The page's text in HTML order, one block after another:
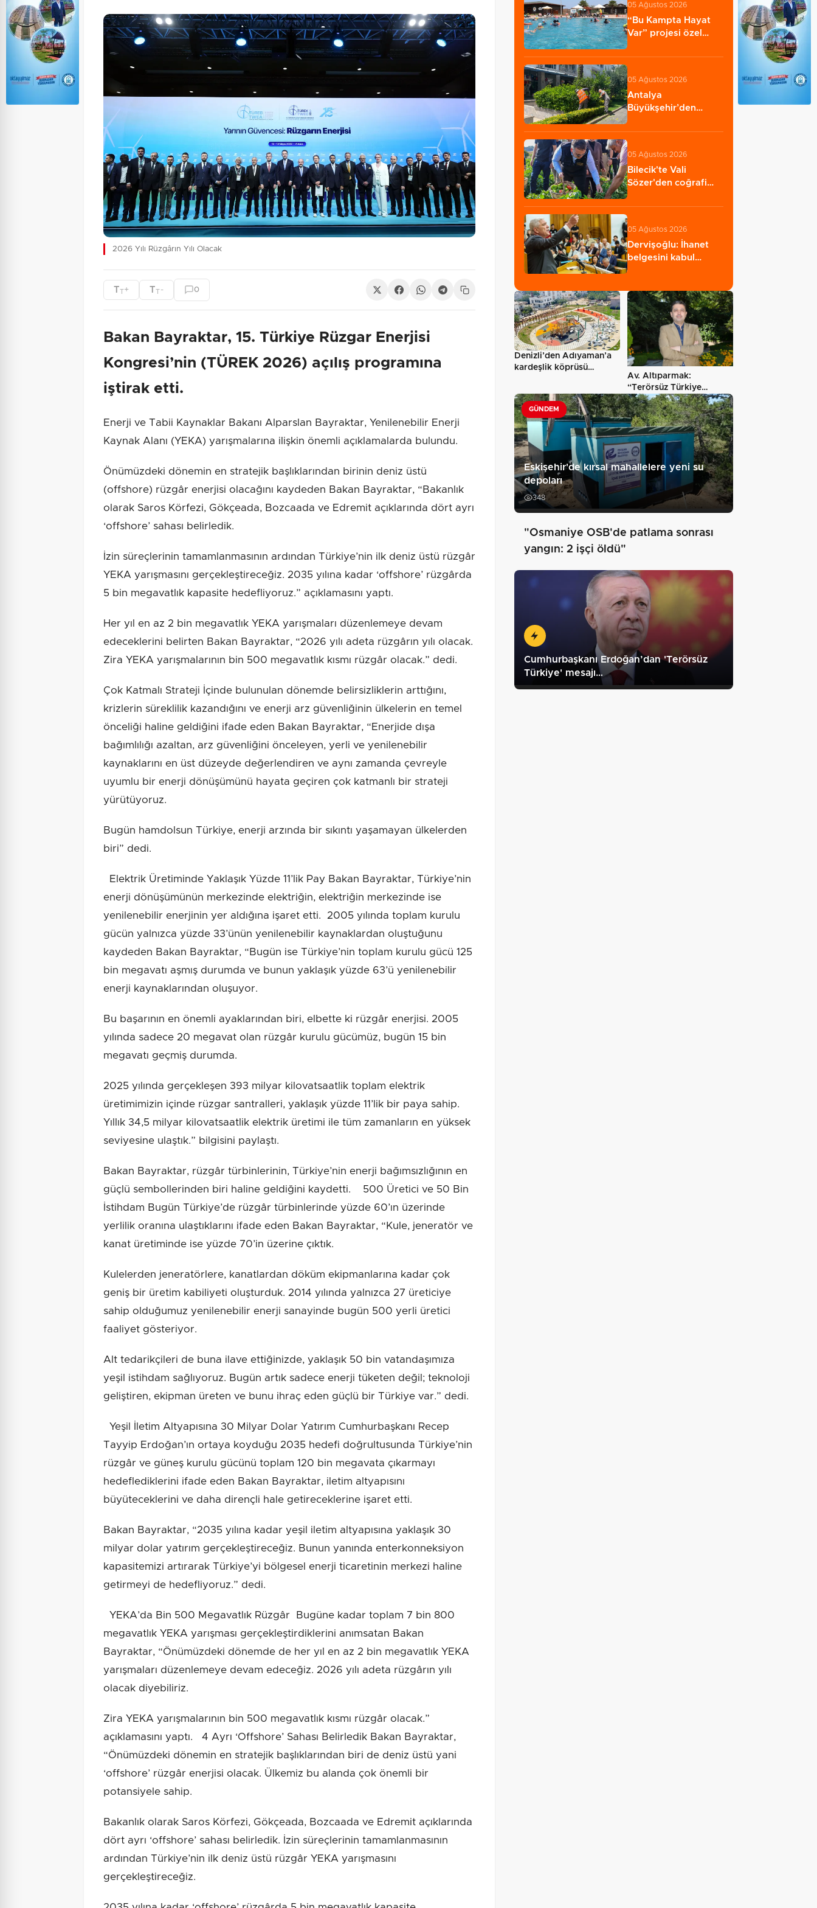
2026 Yılı Rüzgârın Yılı Olacak
TT+ TT - 0
Bakan Bayraktar, 15. Türkiye Rüzgar Enerjisi
Kongresi’nin (TÜREK 2026) açılış programına
iştirak etti.
Enerji ve Tabii Kaynaklar Bakanı Alparslan Bayraktar, Yenilenebilir Enerji
Kaynak Alanı (YEKA) yarışmalarına ilişkin önemli açıklamalarda bulundu.
Önümüzdeki dönemin en stratejik başlıklarından birinin deniz üstü
(offshore) rüzgâr enerjisi olacağını kaydeden Bakan Bayraktar, “Bakanlık
olarak Saros Körfezi, Gökçeada, Bozcaada ve Edremit açıklarında dört ayrı
‘offshore’ sahası belirledik.
İzin süreçlerinin tamamlanmasının ardından Türkiye’nin ilk deniz üstü rüzgâr
YEKA yarışmasını gerçekleştireceğiz. 2035 yılına kadar ‘offshore’ rüzgârda
5 bin megavatlık kapasite hedefliyoruz.” açıklamasını yaptı.
Her yıl en az 2 bin megavatlık YEKA yarışmaları düzenlemeye devam
edeceklerini belirten Bakan Bayraktar, “2026 yılı adeta rüzgârın yılı olacak.
Zira YEKA yarışmalarının bin 500 megavatlık kısmı rüzgâr olacak.” dedi.
Çok Katmalı Strateji İçinde bulunulan dönemde belirsizliklerin arttığını,
krizlerin süreklilik kazandığını ve enerji arz güvenliğinin ülkelerin en temel
önceliği haline geldiğini ifade eden Bakan Bayraktar, “Enerjide dışa
bağımlılığı azaltan, arz güvenliğini önceleyen, yerli ve yenilenebilir
kaynaklarını en üst düzeyde değerlendiren ve aynı zamanda çevreyle
uyumlu bir enerji dönüşümünü hayata geçiren çok katmanlı bir strateji
yürütüyoruz.
Bugün hamdolsun Türkiye, enerji arzında bir sıkıntı yaşamayan ülkelerden
biri” dedi.
Elektrik Üretiminde Yaklaşık Yüzde 11’lik Pay Bakan Bayraktar, Türkiye’nin
enerji dönüşümünün merkezinde elektriğin, elektriğin merkezinde ise
yenilenebilir enerjinin yer aldığına işaret etti. 2005 yılında toplam kurulu
gücün yalnızca yüzde 33’ünün yenilenebilir kaynaklardan oluştuğunu
kaydeden Bakan Bayraktar, “Bugün ise Türkiye’nin toplam kurulu gücü 125
bin megavatı aşmış durumda ve bunun yaklaşık yüzde 63’ü yenilenebilir
enerji kaynaklarından oluşuyor.
Bu başarının en önemli ayaklarından biri, elbette ki rüzgâr enerjisi. 2005
yılında sadece 20 megavat olan rüzgâr kurulu gücümüz, bugün 15 bin
megavatı geçmiş durumda.
2025 yılında gerçekleşen 393 milyar kilovatsaatlik toplam elektrik
üretimimizin içinde rüzgar santralleri, yaklaşık yüzde 11’lik bir paya sahip.
Yıllık 34,5 milyar kilovatsaatlik elektrik üretimi ile tüm zamanların en yüksek
seviyesine ulaştık.” bilgisini paylaştı.
Bakan Bayraktar, rüzgâr türbinlerinin, Türkiye’nin enerji bağımsızlığının en
güçlü sembollerinden biri haline geldiğini kaydetti. 500 Üretici ve 50 Bin
İstihdam Bugün Türkiye’de rüzgâr türbinlerinde yüzde 60’ın üzerinde
yerlilik oranına ulaştıklarını ifade eden Bakan Bayraktar, “Kule, jeneratör ve
kanat üretiminde ise yüzde 70’in üzerine çıktık.
Kulelerden jeneratörlere, kanatlardan döküm ekipmanlarına kadar çok
geniş bir üretim kabiliyeti oluşturduk. 2014 yılında yalnızca 27 üreticiye
sahip olduğumuz yenilenebilir enerji sanayinde bugün 500 yerli üretici
faaliyet gösteriyor.
Alt tedarikçileri de buna ilave ettiğinizde, yaklaşık 50 bin vatandaşımıza
yeşil istihdam sağlıyoruz. Bugün artık sadece enerji tüketen değil; teknoloji
geliştiren, ekipman üreten ve bunu ihraç eden güçlü bir Türkiye var.” dedi.
Yeşil İletim Altyapısına 30 Milyar Dolar Yatırım Cumhurbaşkanı Recep
Tayyip Erdoğan’ın ortaya koyduğu 2035 hedefi doğrultusunda Türkiye’nin
rüzgâr ve güneş kurulu gücünü toplam 120 bin megavata çıkarmayı
hedeflediklerini ifade eden Bakan Bayraktar, iletim altyapısını
büyüteceklerini ve daha dirençli hale getireceklerine işaret etti.
Bakan Bayraktar, “2035 yılına kadar yeşil iletim altyapısına yaklaşık 30
milyar dolar yatırım gerçekleştireceğiz. Bunun yanında enterkonneksiyon
kapasitemizi artırarak Türkiye’yi bölgesel enerji ticaretinin merkezi haline
getirmeyi de hedefliyoruz.” dedi.
YEKA’da Bin 500 Megavatlık Rüzgâr Bugüne kadar toplam 7 bin 800
megavatlık YEKA yarışması gerçekleştirdiklerini anımsatan Bakan
Bayraktar, “Önümüzdeki dönemde de her yıl en az 2 bin megavatlık YEKA
yarışmaları düzenlemeye devam edeceğiz. 2026 yılı adeta rüzgârın yılı
olacak diyebiliriz.
Zira YEKA yarışmalarının bin 500 megavatlık kısmı rüzgâr olacak.”
açıklamasını yaptı. 4 Ayrı ‘Offshore’ Sahası Belirledik Bakan Bayraktar,
“Önümüzdeki dönemin en stratejik başlıklarından biri de deniz üstü yani
‘offshore’ rüzgâr enerjisi olacak. Ülkemiz bu alanda çok önemli bir
potansiyele sahip.
Bakanlık olarak Saros Körfezi, Gökçeada, Bozcaada ve Edremit açıklarında
dört ayrı ‘offshore’ sahası belirledik. İzin süreçlerinin tamamlanmasının
ardından Türkiye’nin ilk deniz üstü rüzgâr YEKA yarışmasını
gerçekleştireceğiz.
05 Ağustos 2026
“Bu Kampta Hayat
Var” projesi özel
05 Ağustos 2026
Antalya
Büyükşehir’den
düzenleme
05 Ağustos 2026
Bilecik'te Vali
Sözer'den coğrafi
05 Ağustos 2026
Dervişoğlu: İhanet
belgesini kabul
Denizli’den Adıyaman’a
kardeşlik köprüsü
Av. Altıparmak:
“Terörsüz Türkiye
yasasının yürürlüğe…
GÜNDEM
Eskişehir'de kırsal mahallelere yeni su
depoları
348
"Osmaniye OSB'de patlama sonrası
yangın: 2 işçi öldü"
Cumhurbaşkanı Erdoğan’dan 'Terörsüz
Türkiye' mesajı…